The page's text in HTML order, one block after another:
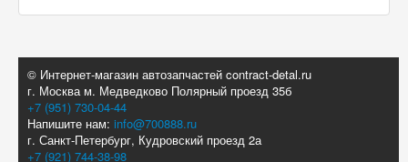
© Интернет-магазин автозапчастей contract-detal.ru
г. Москва м. Медведково Полярный проезд 35б
+7 (951) 730-04-44
Напишите нам: info@700888.ru
г. Санкт-Петербург, Кудровский проезд 2а
+7 (921) 744-38-98